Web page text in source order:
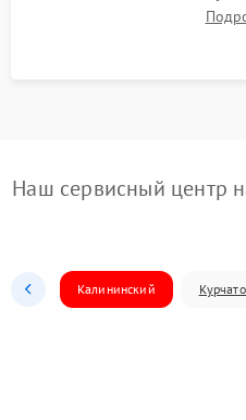
корректности
Наш сервисный центр
Калининский